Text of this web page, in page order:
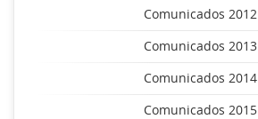
Comunicados 2012
Comunicados 2013
Comunicados 2014
Comunicados 2015